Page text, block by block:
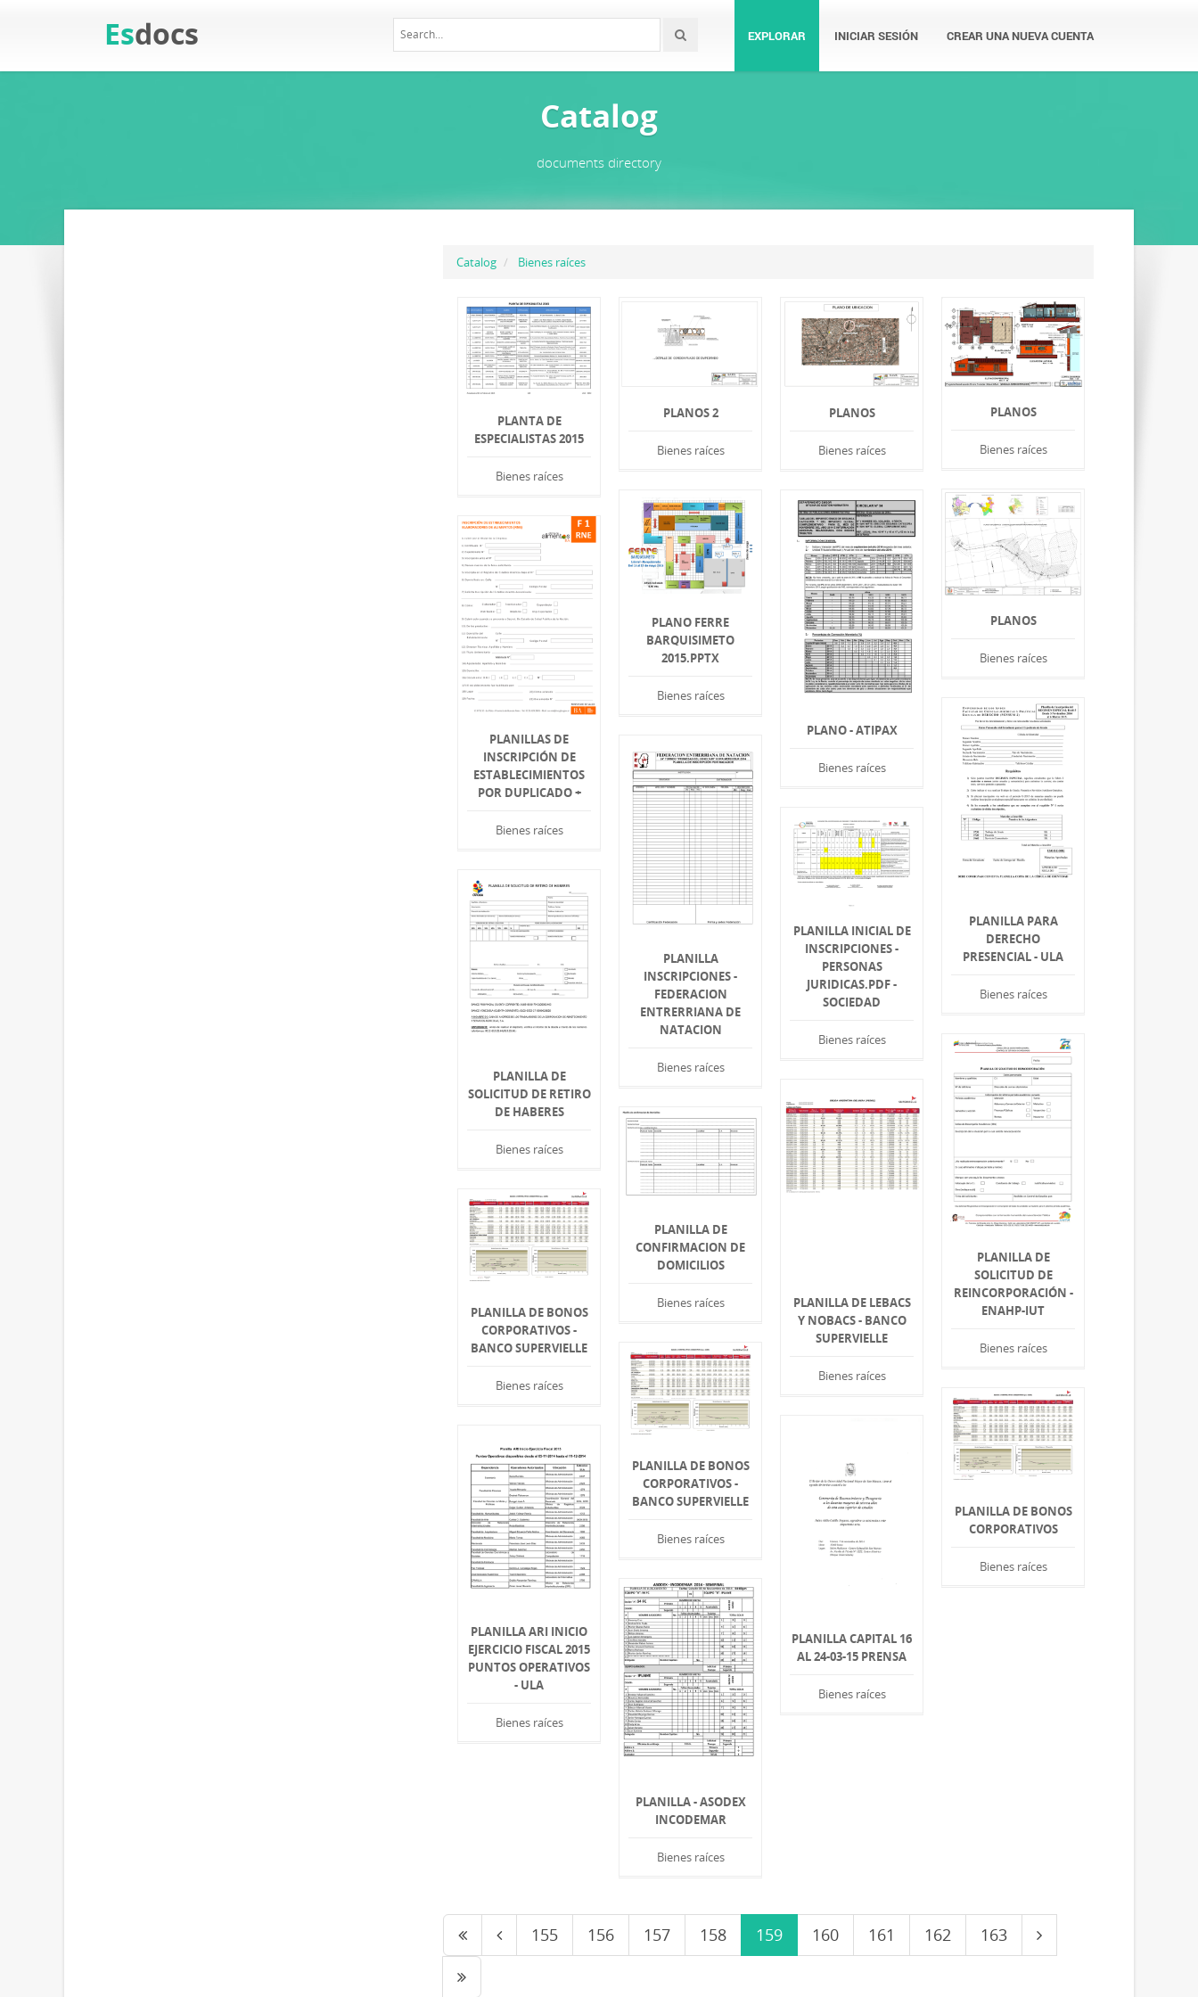
Esdocs EXPLORAR INICIAR SESIÓN CREAR UNA NUEVA CUENTA
Catalog
documents directory
Catalog Bienes raíces
PLANTA DE
ESPECIALISTAS 2015
Bienes raíces
PLANOS 2
Bienes raíces
PLANOS
Bienes raíces
PLANOS
Bienes raíces
PLANOS
Bienes raíces
PLANO FERRE
BARQUISIMETO
2015.PPTX
Bienes raíces
PLANO - ATIPAX
Bienes raíces
PLANILLAS DE
INSCRIPCIÓN DE
ESTABLECIMIENTOS
POR DUPLICADO +
Bienes raíces
PLANILLA PARA
DERECHO
PRESENCIAL - ULA
Bienes raíces
PLANILLA
INSCRIPCIONES -
FEDERACION
ENTRERRIANA DE
NATACION
Bienes raíces
PLANILLA INICIAL DE
INSCRIPCIONES -
PERSONAS
JURIDICAS.PDF -
SOCIEDAD
Bienes raíces
PLANILLA DE
SOLICITUD DE RETIRO
DE HABERES
Bienes raíces
PLANILLA DE
SOLICITUD DE
REINCORPORACIÓN -
ENAHP-IUT
Bienes raíces
PLANILLA DE LEBACS
Y NOBACS - BANCO
SUPERVIELLE
Bienes raíces
PLANILLA DE
CONFIRMACION DE
DOMICILIOS
Bienes raíces
PLANILLA DE BONOS
CORPORATIVOS -
BANCO SUPERVIELLE
Bienes raíces
PLANILLA DE BONOS
CORPORATIVOS -
BANCO SUPERVIELLE
Bienes raíces
PLANILLA DE BONOS
CORPORATIVOS
Bienes raíces
PLANILLA CAPITAL 16
AL 24-03-15 PRENSA
Bienes raíces
PLANILLA ARI INICIO
EJERCICIO FISCAL 2015
PUNTOS OPERATIVOS
- ULA
Bienes raíces
PLANILLA - ASODEX
INCODEMAR
Bienes raíces
155 156 157 158 159 160 161 162 163